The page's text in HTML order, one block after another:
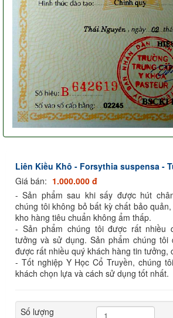
Liên Kiều Khô - Forsythia suspensa -
Giá bán: 1.000.000 đ
- Sản phẩm sau khi sấy được hút
chúng tôi không bỏ bất kỳ chất bảo
kho hàng tiêu chuẩn không ẩm thấp.
- Sản phẩm chúng tôi được rất nhiều
tưởng và sử dụng. Sản phẩm chúng tôi
được rất nhiều quý khách hàng tin tưởng,
- Tốt nghiệp Y Học Cổ Truyền, chúng
khách chọn lựa và cách sử dụng tốt nhất.
Số lượng